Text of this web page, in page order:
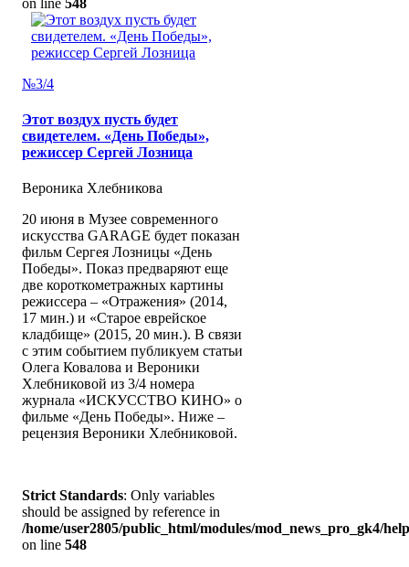
№3/4
Этот воздух пусть будет
свидетелем. «День Победы»,
режиссер Сергей Лозница
Вероника Хлебникова
20 июня в Музее современного
искусства GARAGE будет показан
фильм Сергея Лозницы «День
Победы». Показ предваряют еще
две короткометражных картины
режиссера – «Отражения» (2014,
17 мин.) и «Старое еврейское
кладбище» (2015, 20 мин.). В связи
с этим событием публикуем статьи
Олега Ковалова и Вероники
Хлебниковой из 3/4 номера
журнала «ИСКУССТВО КИНО» о
фильме «День Победы». Ниже –
рецензия Вероники Хлебниковой.
Strict Standards: Only variables
should be assigned by reference in
/home/user2805/public_html/modules/mod_news_pro_gk4/
on line 548